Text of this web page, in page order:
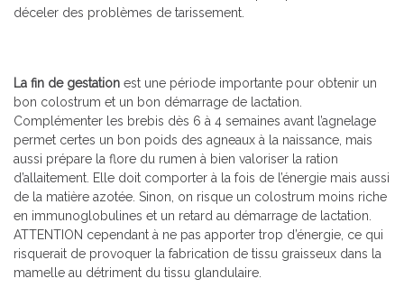
déceler des problèmes de tarissement.
La fin de gestation est une période importante pour obtenir un
bon colostrum et un bon démarrage de lactation.
Complémenter les brebis dès 6 à 4 semaines avant l’agnelage
permet certes un bon poids des agneaux à la naissance, mais
aussi prépare la flore du rumen à bien valoriser la ration
d’allaitement. Elle doit comporter à la fois de l’énergie mais aussi
de la matière azotée. Sinon, on risque un colostrum moins riche
en immunoglobulines et un retard au démarrage de lactation.
ATTENTION cependant à ne pas apporter trop d’énergie, ce qui
risquerait de provoquer la fabrication de tissu graisseux dans la
mamelle au détriment du tissu glandulaire.